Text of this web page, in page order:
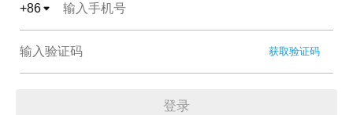
+86
获取验证码
登录